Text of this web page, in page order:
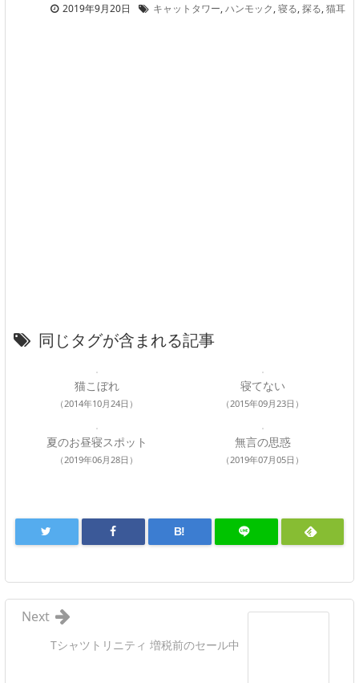
2019年9月20日 キャットタワー,ハンモック,寝る,探る,猫耳
同じタグが含まれる記事
猫こぼれ
（2014年10月24日）
寝てない
（2015年09月23日）
夏のお昼寝スポット
（2019年06月28日）
無言の思惑
（2019年07月05日）
B!
Tシャツトリニティ 増税前のセール中
Next